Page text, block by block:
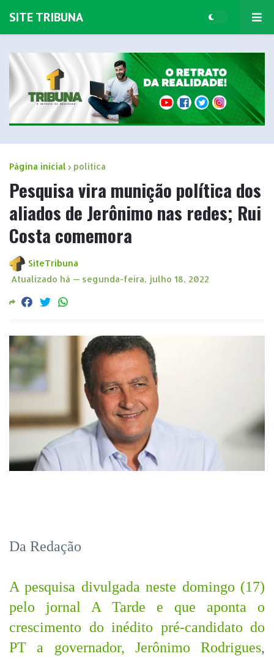
SITE TRIBUNA
Página inicial politica
Pesquisa vira munição política dos
aliados de Jerônimo nas redes; Rui
Costa comemora
SiteTribuna
Atualizado há — segunda-feira, julho 18, 2022
Da Redação
A pesquisa divulgada neste domingo (17)
pelo jornal A Tarde e que aponta o
crescimento do inédito pré-candidato do
PT a governador, Jerônimo Rodrigues,